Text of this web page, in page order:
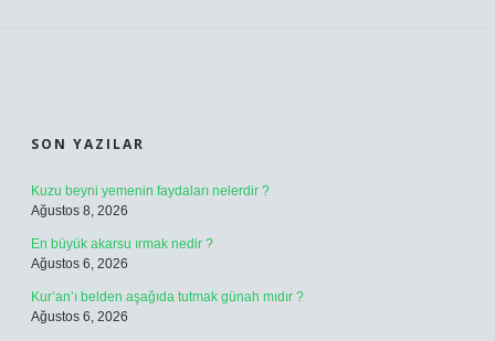
SON YAZILAR
Kuzu beyni yemenin faydaları nelerdir ?
Ağustos 8, 2026
En büyük akarsu ırmak nedir ?
Ağustos 6, 2026
Kur’an’ı belden aşağıda tutmak günah mıdır ?
Ağustos 6, 2026